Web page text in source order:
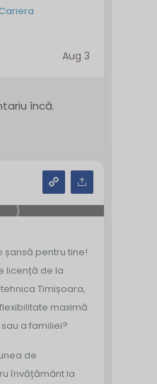
Aug 3
încă.
șansă pentru tine!
licență de la
Timișoara,
maximă
a familiei?
de
învățământ la